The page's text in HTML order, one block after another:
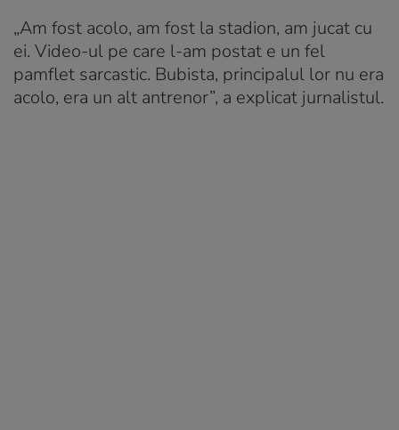
„Am fost acolo, am fost la stadion, am jucat cu
ei. Video-ul pe care l-am postat e un fel
pamflet sarcastic. Bubista, principalul lor nu era
acolo, era un alt antrenor”, a explicat jurnalistul.